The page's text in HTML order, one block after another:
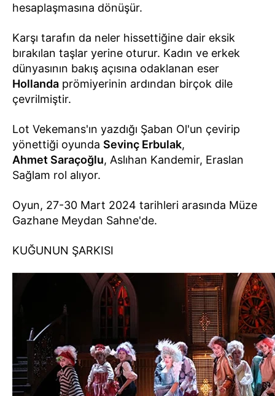
hesaplaşmasına dönüşür.
Karşı tarafın da neler hissettiğine dair eksik
bırakılan taşlar yerine oturur. Kadın ve erkek
dünyasının bakış açısına odaklanan eser
Hollanda prömiyerinin ardından birçok dile
çevrilmiştir.
Lot Vekemans'ın yazdığı Şaban Ol'un çevirip
yönettiği oyunda Sevinç Erbulak,
Ahmet Saraçoğlu, Aslıhan Kandemir, Eraslan
Sağlam rol alıyor.
Oyun, 27-30 Mart 2024 tarihleri arasında Müze
Gazhane Meydan Sahne'de.
KUĞUNUN ŞARKISI